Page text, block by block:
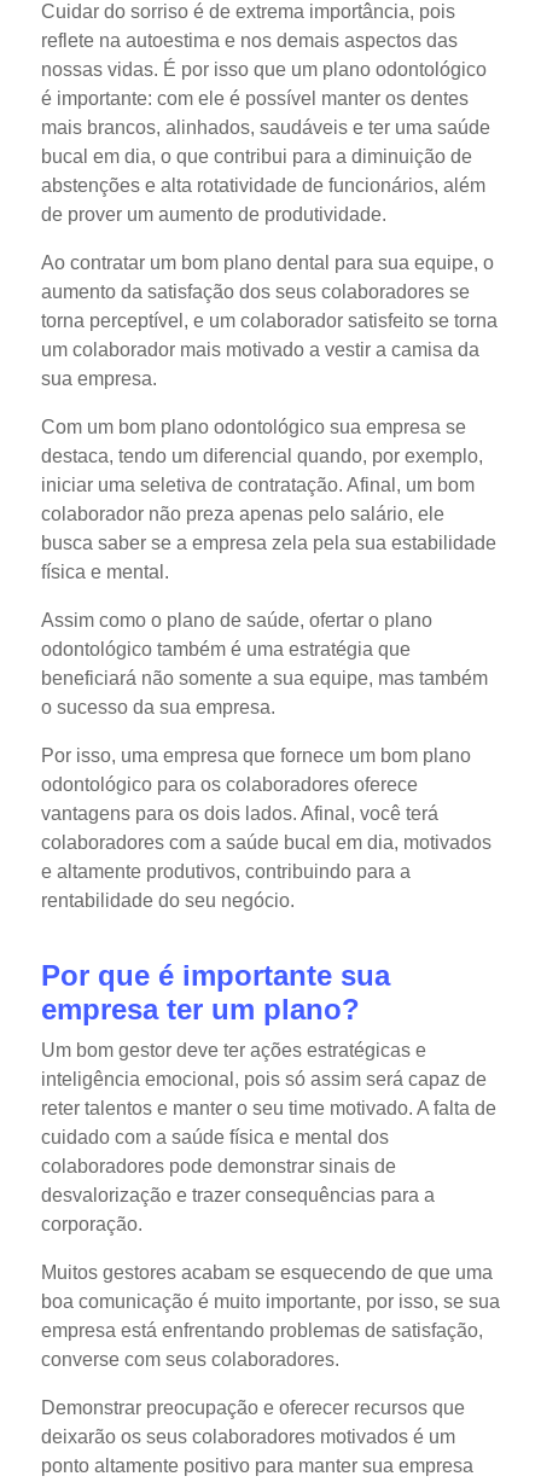
Cuidar do sorriso é de extrema importância, pois
reflete na autoestima e nos demais aspectos das
nossas vidas. É por isso que um plano odontológico
é importante: com ele é possível manter os dentes
mais brancos, alinhados, saudáveis e ter uma saúde
bucal em dia, o que contribui para a diminuição de
abstenções e alta rotatividade de funcionários, além
de prover um aumento de produtividade.
Ao contratar um bom plano dental para sua equipe, o
aumento da satisfação dos seus colaboradores se
torna perceptível, e um colaborador satisfeito se torna
um colaborador mais motivado a vestir a camisa da
sua empresa.
Com um bom plano odontológico sua empresa se
destaca, tendo um diferencial quando, por exemplo,
iniciar uma seletiva de contratação. Afinal, um bom
colaborador não preza apenas pelo salário, ele
busca saber se a empresa zela pela sua estabilidade
física e mental.
Assim como o plano de saúde, ofertar o plano
odontológico também é uma estratégia que
beneficiará não somente a sua equipe, mas também
o sucesso da sua empresa.
Por isso, uma empresa que fornece um bom plano
odontológico para os colaboradores oferece
vantagens para os dois lados. Afinal, você terá
colaboradores com a saúde bucal em dia, motivados
e altamente produtivos, contribuindo para a
rentabilidade do seu negócio.
Por que é importante sua
empresa ter um plano?
Um bom gestor deve ter ações estratégicas e
inteligência emocional, pois só assim será capaz de
reter talentos e manter o seu time motivado. A falta de
cuidado com a saúde física e mental dos
colaboradores pode demonstrar sinais de
desvalorização e trazer consequências para a
corporação.
Muitos gestores acabam se esquecendo de que uma
boa comunicação é muito importante, por isso, se sua
empresa está enfrentando problemas de satisfação,
converse com seus colaboradores.
Demonstrar preocupação e oferecer recursos que
deixarão os seus colaboradores motivados é um
ponto altamente positivo para manter sua empresa